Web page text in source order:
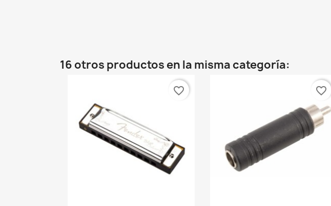
16 otros productos en la misma categoría:
favorite_border favorite_border